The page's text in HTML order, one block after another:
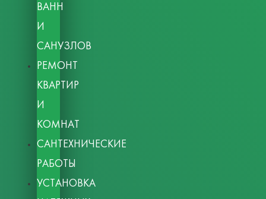
ВАНН
И
САНУЗЛОВ
РЕМОНТ
КВАРТИР
И
КОМНАТ
САНТЕХНИЧЕСКИЕ
РАБОТЫ
УСТАНОВКА